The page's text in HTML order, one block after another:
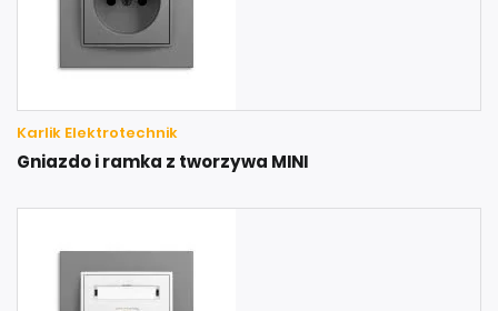
Karlik Elektrotechnik
Gniazdo i ramka z tworzywa MINI